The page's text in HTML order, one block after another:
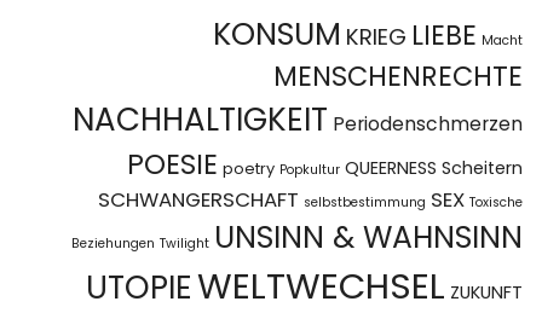
KONSUM KRIEG LIEBE Macht
MENSCHENRECHTE
NACHHALTIGKEIT Periodenschmerzen
POESIE poetry Popkultur QUEERNESS Scheitern
SCHWANGERSCHAFT selbstbestimmung SEX Toxische
Beziehungen Twilight UNSINN & WAHNSINN
UTOPIEWELTWECHSEL ZUKUNFT